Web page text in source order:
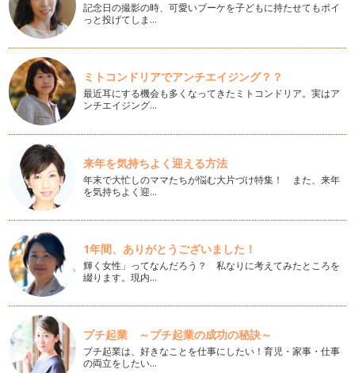
お正月の準備もラッピングで☆
早いもので今年も残すところあとわずかとなりました。 クリ
スマスが終わればお正月の準…
クリスマスプレゼントは自分でラッピング☆
街はイルミネーションが輝き、すっかりクリスマス！ 子ども
も大人もワクワクする季節…
ラッピングでアドべントカレンダー
11月に入ると街は少しずつクリスマスへ向かって賑やかさを
増しています。 街のイルミ…
七五三に♪結婚式に♪ご祝儀袋をつくろう
11月は秋の気持ちの良い気候柄10月に続き結婚式がもっとも
ハロウィンの簡単☆可愛い☆ラッピング♪
もうすぐハロウィン！ 最近日本でも随分メジャーなイベント
になってきました。ハロウィンパーテ…
お月見にふろしきラッピング♪
10月6日は十三夜。十五夜でお月見をしたなら十三夜にもお月
見をするとより縁起が良…
記念日の撮影の時、可愛いブーケを子どもに持たせてもポイ
っと投げてしま…
ミトコンドリアでアンチエイジング？？
最近耳にする機会も多くなってきたミトコンドリア。実はア
ンチエイジング…
来年を気持ちよく迎える方法
年末で大忙しのママたちが悩む大片づけ特集！ また、来年
を気持ちよく迎…
1年間、ありがとうございました！
輝く女性」ってなんだろう？ 私なりに考えてみたところを
綴ります。現内…
プチ起業 ～プチ起業の成功の秘訣～
プチ起業は、好きなことを仕事にしたい！育児・家事・仕事
の両立をしたい…